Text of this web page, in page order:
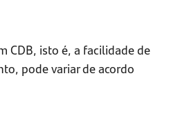
CDB, isto é, a facilidade de
pode variar de acordo